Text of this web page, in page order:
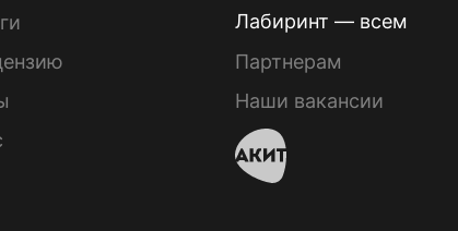
Лабиринт — всем
Партнерам
Наши вакансии